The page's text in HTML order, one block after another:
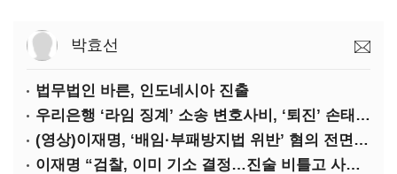
박효선
법무법인 바른, 인도네시아 진출
우리은행 ‘라임 징계’ 소송 변호사비, ‘퇴진’ 손태승 회장 개인이 납부하나
(영상)이재명, ‘배임·부패방지법 위반’ 혐의 전면 반박(종합)
이재명 “검찰, 이미 기소 결정…진술 비틀고 사건 조작에 악용”